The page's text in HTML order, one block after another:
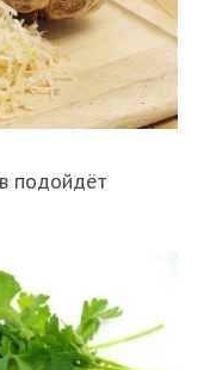
подойдёт